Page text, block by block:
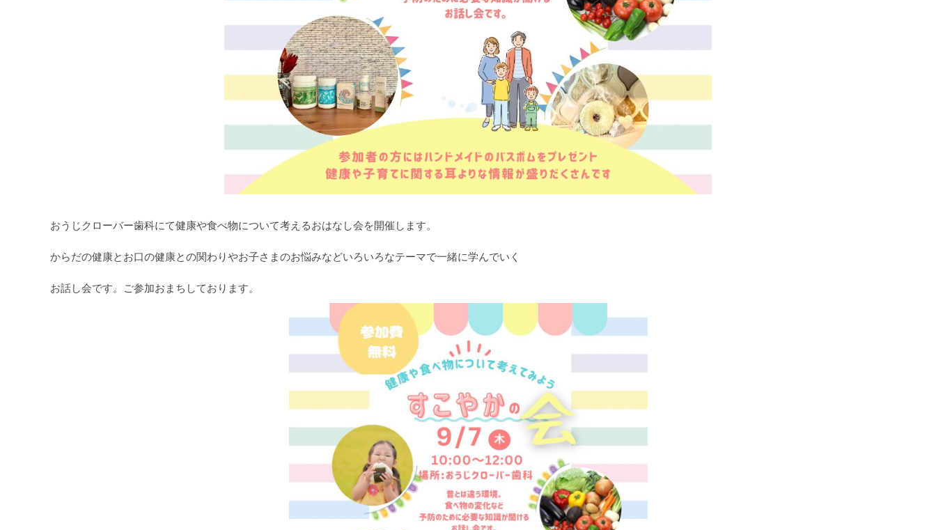
おうじクローバー歯科にて健康や食べ物について考えるおはなし会を開催します。
からだの健康とお口の健康との関わりやお子さまのお悩みなどいろいろなテーマで一緒に学んでいく
お話し会です。ご参加おまちしております。